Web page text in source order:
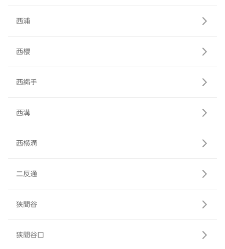
西浦
西櫻
西縄手
西溝
西横溝
二反通
狭間谷
狭間谷口